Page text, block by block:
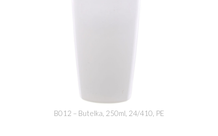
B012 – Butelka, 250ml, 24/410, PE